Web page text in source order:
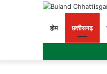
होम छत्तीसगढ़